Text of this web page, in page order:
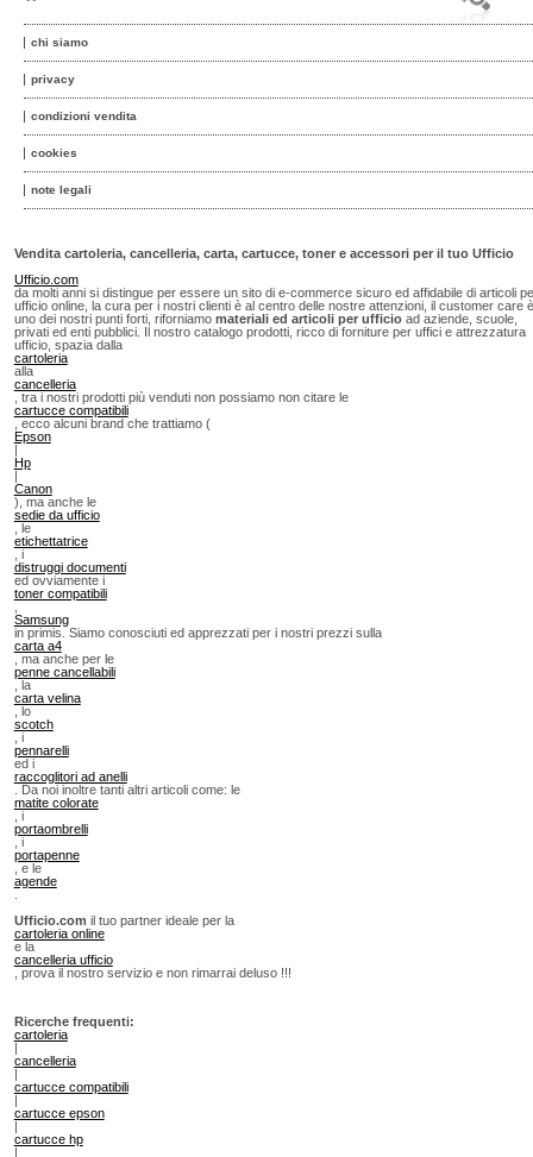
chi siamo
privacy
condizioni vendita
cookies
note legali
Vendita cartoleria, cancelleria, carta, cartucce, toner e accessori per il tuo Ufficio
Ufficio.com
da molti anni si distingue per essere un sito di e-commerce sicuro ed affidabile di articoli
ufficio online, la cura per i nostri clienti è al centro delle nostre attenzioni, il customer care è
uno dei nostri punti forti, riforniamo materiali ed articoli per ufficioad aziende, scuole,
privati ed enti pubblici. Il nostro catalogo prodotti, ricco di forniture per uffici e attrezzatura
ufficio, spazia dalla
cartoleria
alla
cancelleria
, tra i nostri prodotti più venduti non possiamo non citare le
cartucce compatibili
, ecco alcuni brand che trattiamo (
Epson
|
Hp
|
Canon
), ma anche le
sedie da ufficio
, le
etichettatrice
, i
distruggi documenti
ed ovviamente i
toner compatibili
Samsung
in primis. Siamo conosciuti ed apprezzati per i nostri prezzi sulla
carta a4
, ma anche per le
penne cancellabili
, la
carta velina
, lo
scotch
, i
pennarelli
ed i
raccoglitori ad anelli
. Da noi inoltre tanti altri articoli come: le
matite colorate
, i
portaombrelli
, i
portapenne
, e le
agende
Ufficio.com il tuo partner ideale per la
cartoleria online
e la
cancelleria ufficio
, prova il nostro servizio e non rimarrai deluso !!!
Ricerche frequenti:
cartoleria
|
cancelleria
|
cartucce compatibili
|
cartucce epson
|
cartucce hp
|